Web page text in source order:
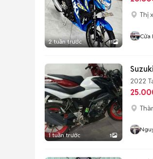
2 tuần trước 11
Thị
Cửa
1 tuần trước 1
2022